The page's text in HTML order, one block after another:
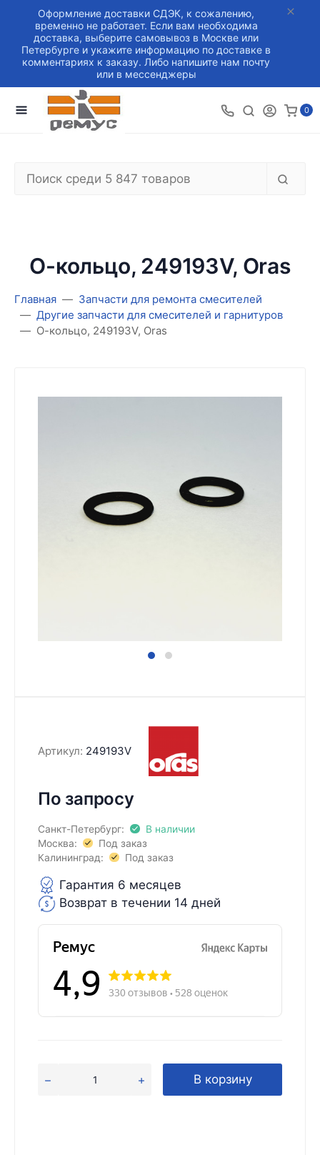
Оформление доставки СДЭК, к сожалению,
временно не работает. Если вам необходима
доставка, выберите самовывоз в Москве или
Петербурге и укажите информацию по доставке в
комментариях к заказу. Либо напишите нам почту
или в мессенджеры
0
О-кольцо, 249193V, Oras
Главная
Запчасти для ремонта смесителей
Другие запчасти для смесителей и гарнитуров
О-кольцо, 249193V, Oras
Артикул: 249193V
По запросу
Санкт-Петербург:
В наличии
Москва:
Под заказ
Калининград:
Под заказ
Гарантия 6 месяцев
Возврат в течении 14 дней
В корзину